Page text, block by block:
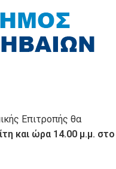
Επιτροπής θα
και ώρα 14.00 μ.μ. στο